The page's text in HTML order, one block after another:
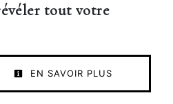
tout votre
EN SAVOIR PLUS